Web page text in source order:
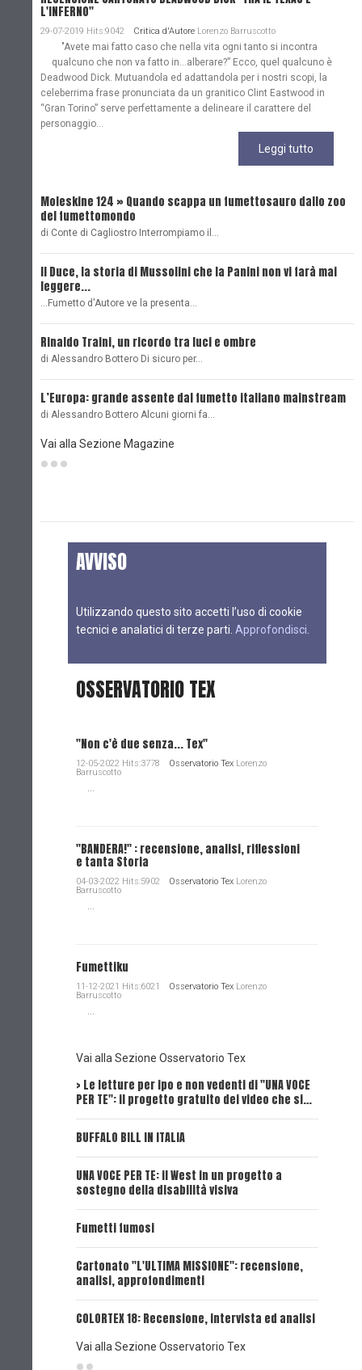
L'INFERNO"
29-07-2019 Hits:9042 Critica d'Autore Lorenzo Barruscotto
"Avete mai fatto caso che nella vita ogni tanto si incontra
qualcuno che non va fatto in…alberare?” Ecco, quel qualcuno è
Deadwood Dick. Mutuandola ed adattandola per i nostri scopi, la
celeberrima frase pronunciata da un granitico Clint Eastwood in
“Gran Torino” serve perfettamente a delineare il carattere del
personaggio...
Leggi tutto
Moleskine 124 » Quando scappa un fumettosauro dallo zoo
del fumettomondo
di Conte di Cagliostro Interrompiamo il…
Il Duce, la storia di Mussolini che la Panini non vi farà mai
leggere...
...Fumetto d'Autore ve la presenta…
Rinaldo Traini, un ricordo tra luci e ombre
di Alessandro Bottero Di sicuro per…
L’Europa: grande assente dal fumetto italiano mainstream
di Alessandro Bottero Alcuni giorni fa…
Vai alla Sezione Magazine
AVVISO
Utilizzando questo sito accetti l’uso di cookie
tecnici e analatici di terze parti. Approfondisci
OSSERVATORIO TEX
"Non c'è due senza... Tex"
12-05-2022 Hits:3778 Osservatorio Tex Lorenzo
Barruscotto
...
"BANDERA!" : recensione, analisi, riflessioni
e tanta Storia
04-03-2022 Hits:5902 Osservatorio Tex Lorenzo
Barruscotto
...
Fumettiku
11-12-2021 Hits:6021 Osservatorio Tex Lorenzo
Barruscotto
...
Vai alla Sezione Osservatorio Tex
> Le letture per ipo e non vedenti di "UNA VOCE
PER TE": il progetto gratuito dei video che si…
BUFFALO BILL IN ITALIA
UNA VOCE PER TE: il West in un progetto a
sostegno della disabilità visiva
Fumetti fumosi
Cartonato "L'ULTIMA MISSIONE": recensione,
analisi, approfondimenti
COLORTEX 18: Recensione, intervista ed analisi
Vai alla Sezione Osservatorio Tex